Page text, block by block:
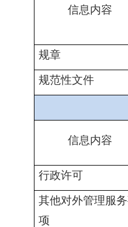
信息内容
规章
规范性文件
信息内容
行政许可
其他对外管理服
项